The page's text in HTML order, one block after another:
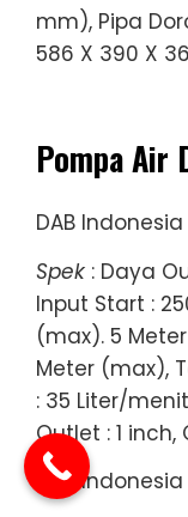
mm), Pipa
586 X 390 X
Pompa Air
DAB
Spek : Daya
Input Start :
(max). 5
Meter (max),
: 35 Liter/
Outlet : 1
DAB